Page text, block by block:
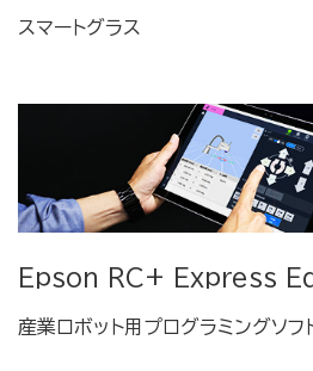
スマートグラス
Epson RC+ Express
産業ロボット用プログラミングソフ